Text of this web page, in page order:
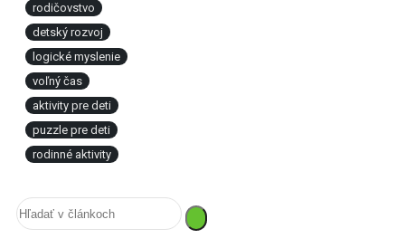
rodičovstvo
detský rozvoj
logické myslenie
voľný čas
aktivity pre deti
puzzle pre deti
rodinné aktivity